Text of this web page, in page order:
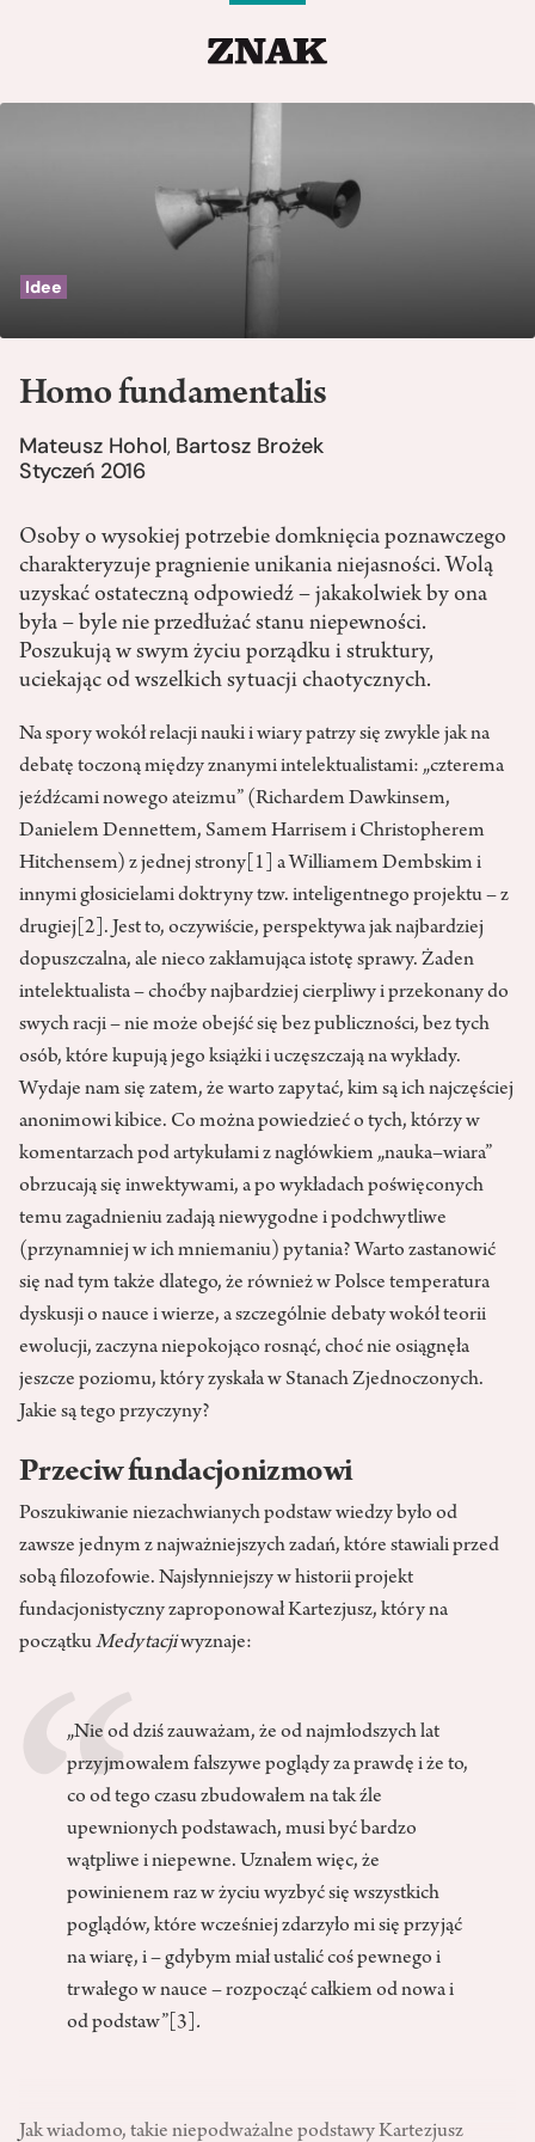
Idee
Homo fundamentalis
Mateusz Hohol, Bartosz Brożek
Styczeń 2016
Osoby o wysokiej potrzebie domknięcia poznawczego
charakteryzuje pragnienie unikania niejasności. Wolą
uzyskać ostateczną odpowiedź – jakakolwiek by ona
była – byle nie przedłużać stanu niepewności.
Poszukują w swym życiu porządku i struktury,
uciekając od wszelkich sytuacji chaotycznych.
Na spory wokół relacji nauki i wiary patrzy się zwykle jak na
debatę toczoną między znanymi intelektualistami: „czterema
jeźdźcami nowego ateizmu” (Richardem Dawkinsem,
Danielem Dennettem, Samem Harrisem i Christopherem
Hitchensem) z jednej strony [1]
a Williamem Dembskim i
innymi głosicielami doktryny tzw. inteligentnego projektu – z
drugiej [2] . Jest to, oczywiście, perspektywa jak najbardziej
dopuszczalna, ale nieco zakłamująca istotę sprawy. Żaden
intelektualista – choćby najbardziej cierpliwy i przekonany do
swych racji – nie może obejść się bez publiczności, bez tych
osób, które kupują jego książki i uczęszczają na wykłady.
Wydaje nam się zatem, że warto zapytać, kim są ich najczęściej
anonimowi kibice. Co można powiedzieć o tych, którzy w
komentarzach pod artykułami z nagłówkiem „nauka–wiara”
obrzucają się inwektywami, a po wykładach poświęconych
temu zagadnieniu zadają niewygodne i podchwytliwe
(przynamniej w ich mniemaniu) pytania? Warto zastanowić
się nad tym także dlatego, że również w Polsce temperatura
dyskusji o nauce i wierze, a szczególnie debaty wokół teorii
ewolucji, zaczyna niepokojąco rosnąć, choć nie osiągnęła
jeszcze poziomu, który zyskała w Stanach Zjednoczonych.
Jakie są tego przyczyny?
Przeciw fundacjonizmowi
Poszukiwanie niezachwianych podstaw wiedzy było od
zawsze jednym z najważniejszych zadań, które stawiali przed
sobą filozofowie. Najsłynniejszy w historii projekt
fundacjonistyczny zaproponował Kartezjusz, który na
początkuMedytacjiwyznaje:
„Nie od dziś zauważam, że od najmłodszych lat
przyjmowałem fałszywe poglądy za prawdę i że to,
co od tego czasu zbudowałem na tak źle
upewnionych podstawach, musi być bardzo
wątpliwe i niepewne. Uznałem więc, że
powinienem raz w życiu wyzbyć się wszystkich
poglądów, które wcześniej zdarzyło mi się przyjąć
na wiarę, i – gdybym miał ustalić coś pewnego i
trwałego w nauce – rozpocząć całkiem od nowa i
od podstaw” [3] .
Jak wiadomo, takie niepodważalne podstawy Kartezjusz